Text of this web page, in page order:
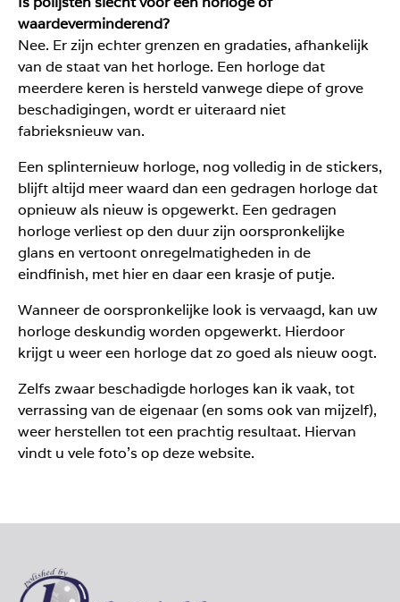
waardeverminderend?
Nee. Er zijn echter grenzen en gradaties, afhankelijk
van de staat van het horloge. Een horloge dat
meerdere keren is hersteld vanwege diepe of grove
beschadigingen, wordt er uiteraard niet
fabrieksnieuw van.
Een splinternieuw horloge, nog volledig in de stickers,
blijft altijd meer waard dan een gedragen horloge dat
opnieuw als nieuw is opgewerkt. Een gedragen
horloge verliest op den duur zijn oorspronkelijke
glans en vertoont onregelmatigheden in de
eindfinish, met hier en daar een krasje of putje.
Wanneer de oorspronkelijke look is vervaagd, kan uw
horloge deskundig worden opgewerkt. Hierdoor
krijgt u weer een horloge dat zo goed als nieuw oogt.
Zelfs zwaar beschadigde horloges kan ik vaak, tot
verrassing van de eigenaar (en soms ook van mijzelf),
weer herstellen tot een prachtig resultaat. Hiervan
vindt u vele foto’s op deze website.